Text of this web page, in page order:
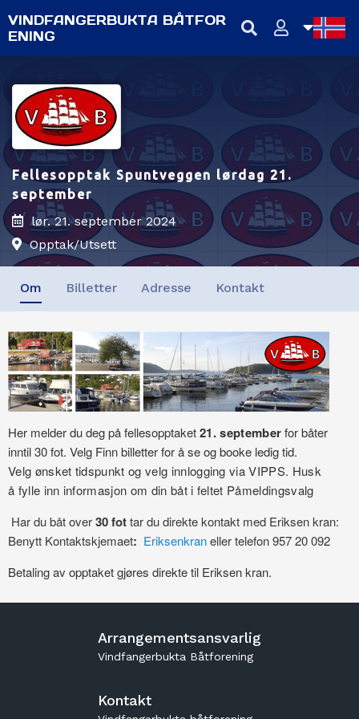
VINDFANGERBUKTA BÅTFOR
ENING
EN
Fellesopptak Spuntveggen lørdag 21.
september
lør. 21. september 2024
Opptak/Utsett
Om Billetter Adresse Kontakt
Her melder du deg på fellesopptaket21. septemberfor båter
inntil 30 fot. Velg Finn billetter for å se og booke ledig tid.
Velg ønsket tidspunkt og velg innlogging via VIPPS. Husk
å fylle inn informasjon om din båt i feltet Påmeldingsvalg
Har du båt over30 fottar du direkte kontakt med Eriksen kran:
Benytt Kontaktskjemaet: Eriksenkraneller telefon 957 20 092
Betaling av opptaket gjøres direkte til Eriksen kran.
Arrangementsansvarlig
Vindfangerbukta Båtforening
Kontakt